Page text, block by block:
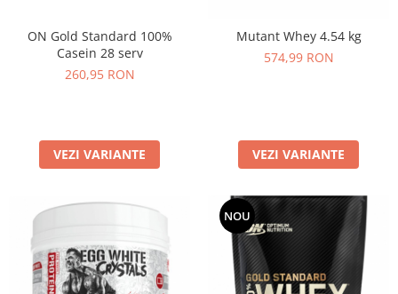
ON Gold Standard 100%
Casein 28 serv
260,95 RON
VEZI VARIANTE
Mutant Whey 4.54 kg
574,99 RON
VEZI VARIANTE
NOU